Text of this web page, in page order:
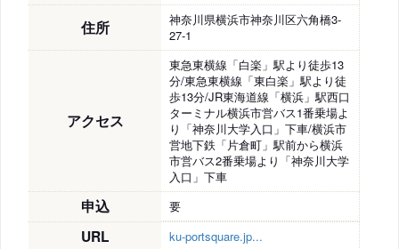
住所
神奈川県横浜市神奈川区六角橋3-
27-1
アクセス
東急東横線「白楽」駅より徒歩13
分/東急東横線「東白楽」駅より徒
歩13分/JR東海道線「横浜」駅西口
ターミナル横浜市営バス1番乗場よ
り「神奈川大学入口」下車/横浜市
営地下鉄「片倉町」駅前から横浜
市営バス2番乗場より「神奈川大学
入口」下車
申込 要
URL ku-portsquare.jp...